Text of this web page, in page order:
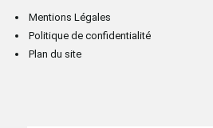
Mentions Légales
Politique de confidentialité
Plan du site